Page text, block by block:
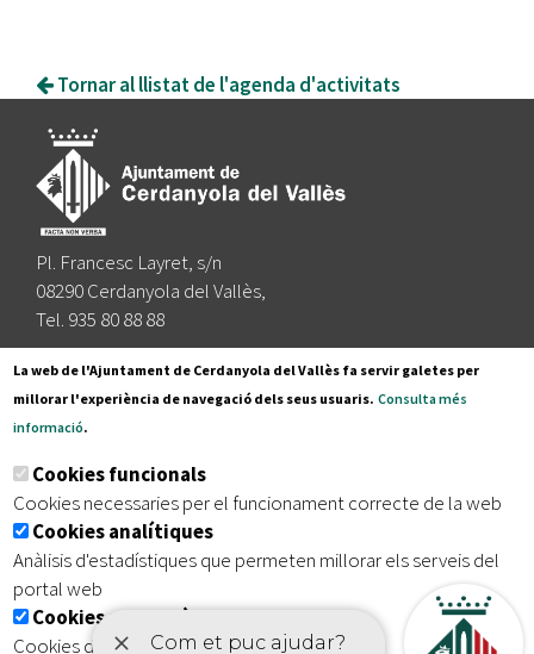
Tornar al llistat de l'agenda d'activitats
Pl. Francesc Layret, s/n
08290 Cerdanyola del Vallès,
Tel. 935 80 88 88
Segueix-nos a:
Subscriu-te al nostre butlletí
Inici | Avís legal | Protecció de dades
| Accessibilitat
La web de l'Ajuntament de Cerdanyola del Vallès fa servir galetes per
millorar l'experiència de navegació dels seus usuaris. Consulta més
informació.
Cookies funcionals
Cookies necessaries per el funcionament correcte de la web
Cookies analítiques
Anàlisis d'estadístiques que permeten millorar els serveis del
portal web
Cookies publicitàries
Cookies de tercers amb finalitat publicitària